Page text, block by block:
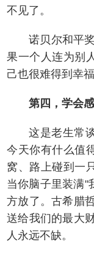
不见了。
诺贝尔和平
果一个人连为别
己也很难得到幸
第四，学会
这是老生常
今天你有什么值
窝、路上碰到一
当你脑子里装满"
方放了。古希腊
送给我们的最大
人永远不缺。